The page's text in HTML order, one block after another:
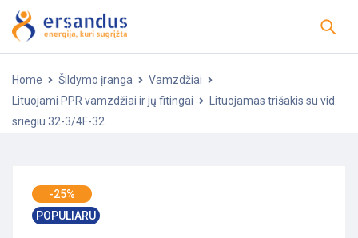
Home Šildymo įranga
Vamzdžiai
Lituojami PPR vamzdžiai ir jų fitingai
Lituojamas trišakis su vid.
sriegiu 32-3/4F-32
-25%
POPULIARU